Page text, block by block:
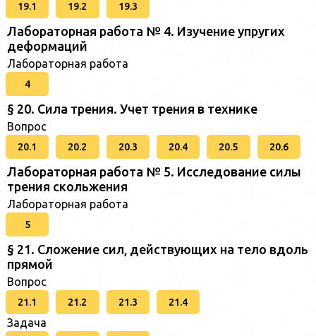
19.1 19.2 19.3
Лабораторная работа № 4. Изучение упругих
деформаций
Лабораторная работа
4
§ 20. Сила трения. Учет трения в технике
Вопрос
20.1 20.2 20.3 20.4 20.5 20.6
Лабораторная работа № 5. Исследование силы
трения скольжения
Лабораторная работа
5
§ 21. Сложение сил, действующих на тело вдоль
прямой
Вопрос
21.1 21.2 21.3 21.4
Задача